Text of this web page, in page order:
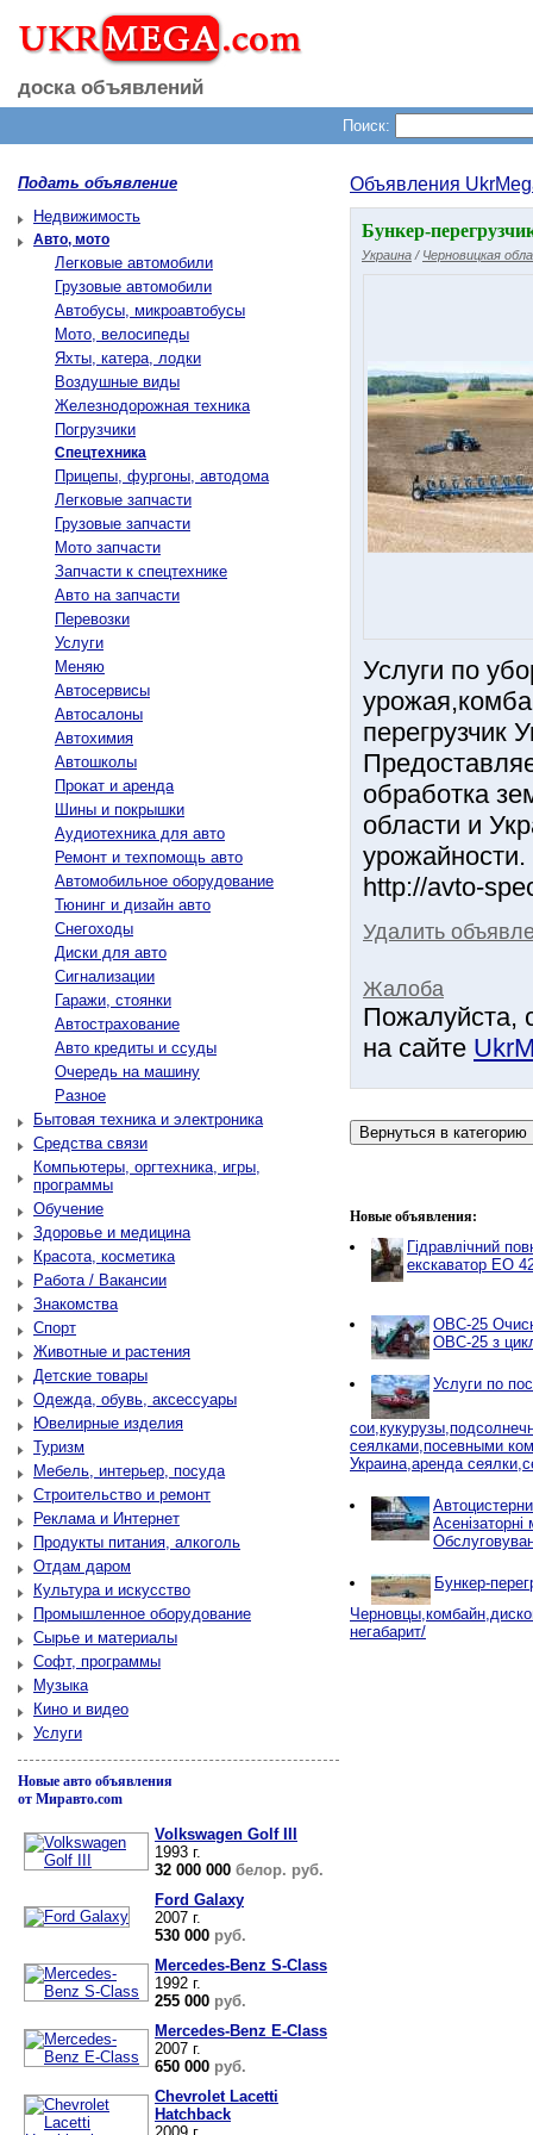
доска объявлений
Поиск:
Подать объявление
Недвижимость
Авто, мото
Легковые автомобили
Грузовые автомобили
Автобусы, микроавтобусы
Мото, велосипеды
Яхты, катера, лодки
Воздушные виды
Железнодорожная техника
Погрузчики
Спецтехника
Прицепы, фургоны, автодома
Легковые запчасти
Грузовые запчасти
Мото запчасти
Запчасти к спецтехнике
Авто на запчасти
Перевозки
Услуги
Меняю
Автосервисы
Автосалоны
Автохимия
Автошколы
Прокат и аренда
Шины и покрышки
Аудиотехника для авто
Ремонт и техпомощь авто
Автомобильное оборудование
Тюнинг и дизайн авто
Снегоходы
Диски для авто
Сигнализации
Гаражи, стоянки
Автострахование
Авто кредиты и ссуды
Очередь на машину
Разное
Бытовая техника и электроника
Средства связи
Компьютеры, оргтехника, игры,
программы
Обучение
Здоровье и медицина
Красота, косметика
Работа / Вакансии
Знакомства
Спорт
Животные и растения
Детские товары
Одежда, обувь, аксессуары
Ювелирные изделия
Туризм
Мебель, интерьер, посуда
Строительство и ремонт
Реклама и Интернет
Продукты питания, алкоголь
Отдам даром
Культура и искусство
Промышленное оборудование
Сырье и материалы
Софт, программы
Музыка
Кино и видео
Услуги
Новые авто объявления
от Миравто.com
Volkswagen Golf III
1993 г.
32 000 000 белор. руб.
Ford Galaxy
2007 г.
530 000 руб.
Mercedes-Benz S-Class
1992 г.
255 000 руб.
Mercedes-Benz E-Class
2007 г.
650 000 руб.
Chevrolet Lacetti
Hatchback
Объявления
Бункер-
Украина / Черновицкая
Услуги по
перегрузчик
обработка
области и
урожайности.
http://avto-
Удалить
Жалоба
Пожалуйста,
на сайте
Новые объявления:
Гідравлічний
екскаватор ЕО
ОВС-25
ОВС-25 з
Услуги по
сеялками,посевными
Украина,аренда
Бункер-
негабарит/